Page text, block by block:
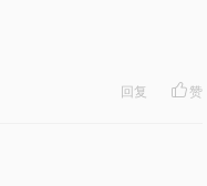
回复 赞